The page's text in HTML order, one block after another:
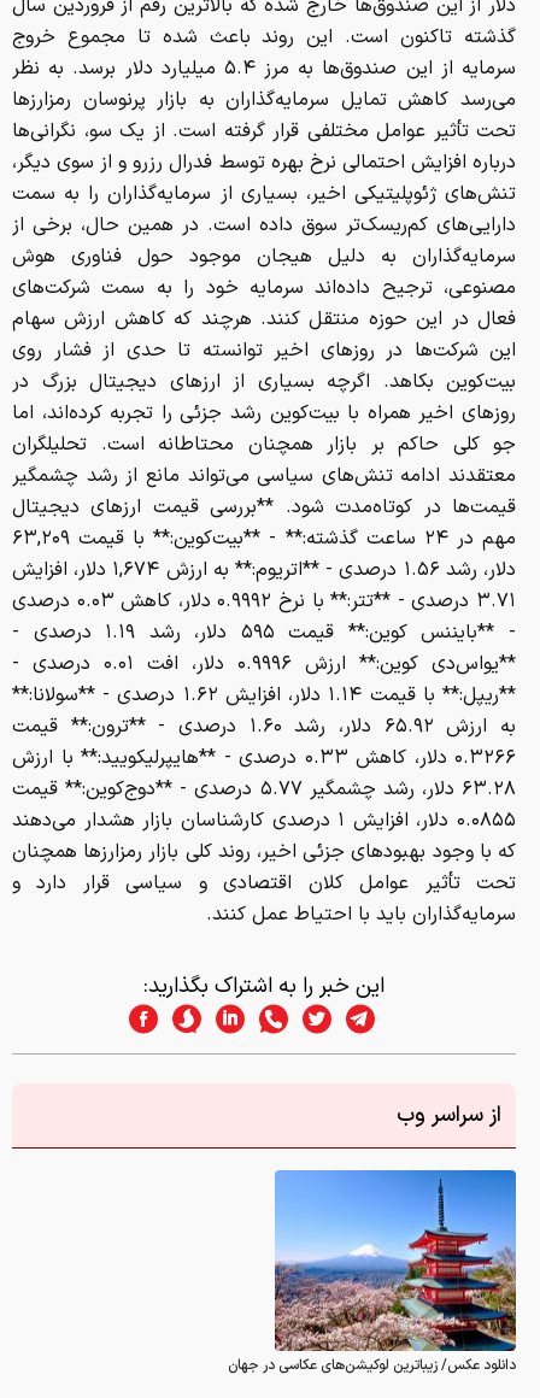
دلار از این صندوق‌ها خارج شده که بالاترین رقم از فروردین سال
گذشته تاکنون است. این روند باعث شده تا مجموع خروج
سرمایه از این صندوق‌ها به مرز ۵.۴ میلیارد دلار برسد. به نظر
می‌رسد کاهش تمایل سرمایه‌گذاران به بازار پرنوسان رمزارزها
تحت تأثیر عوامل مختلفی قرار گرفته است. از یک سو، نگرانی‌ها
درباره افزایش احتمالی نرخ بهره توسط فدرال رزرو و از سوی دیگر،
تنش‌های ژئوپلیتیکی اخیر، بسیاری از سرمایه‌گذاران را به سمت
دارایی‌های کم‌ریسک‌تر سوق داده است. در همین حال، برخی از
سرمایه‌گذاران به دلیل هیجان موجود حول فناوری هوش
مصنوعی، ترجیح داده‌اند سرمایه خود را به سمت شرکت‌های
فعال در این حوزه منتقل کنند. هرچند که کاهش ارزش سهام
این شرکت‌ها در روزهای اخیر توانسته تا حدی از فشار روی
بیت‌کوین بکاهد. اگرچه بسیاری از ارزهای دیجیتال بزرگ در
روزهای اخیر همراه با بیت‌کوین رشد جزئی را تجربه کرده‌اند، اما
جو کلی حاکم بر بازار همچنان محتاطانه است. تحلیلگران
معتقدند ادامه تنش‌های سیاسی می‌تواند مانع از رشد چشمگیر
قیمت‌ها در کوتاه‌مدت شود. **بررسی قیمت ارزهای دیجیتال
مهم در ۲۴ ساعت گذشته:** - **بیت‌کوین:** با قیمت ۶۳,۲۰۹
دلار، رشد ۱.۵۶ درصدی - **اتریوم:** به ارزش ۱,۶۷۴ دلار، افزایش
۳.۷۱ درصدی - **تتر:** با نرخ ۰.۹۹۹۲ دلار، کاهش ۰.۰۳ درصدی
- **بایننس کوین:** قیمت ۵۹۵ دلار، رشد ۱.۱۹ درصدی -
**یواس‌دی کوین:** ارزش ۰.۹۹۹۶ دلار، افت ۰.۰۱ درصدی -
**ریپل:** با قیمت ۱.۱۴ دلار، افزایش ۱.۶۲ درصدی - **سولانا:**
به ارزش ۶۵.۹۲ دلار، رشد ۱.۶۰ درصدی - **ترون:** قیمت
۰.۳۲۶۶ دلار، کاهش ۰.۳۳ درصدی - **هایپرلیکویید:** با ارزش
۶۳.۲۸ دلار، رشد چشمگیر ۵.۷۷ درصدی - **دوج‌کوین:** قیمت
۰.۰۸۵۵ دلار، افزایش ۱ درصدی کارشناسان بازار هشدار می‌دهند
که با وجود بهبودهای جزئی اخیر، روند کلی بازار رمزارزها همچنان
تحت تأثیر عوامل کلان اقتصادی و سیاسی قرار دارد و
سرمایه‌گذاران باید با احتیاط عمل کنند.
این خبر را به اشتراک بگذارید:
از سراسر وب
دانلود عکس/ زیباترین لوکیشن‌های عکاسی در جهان